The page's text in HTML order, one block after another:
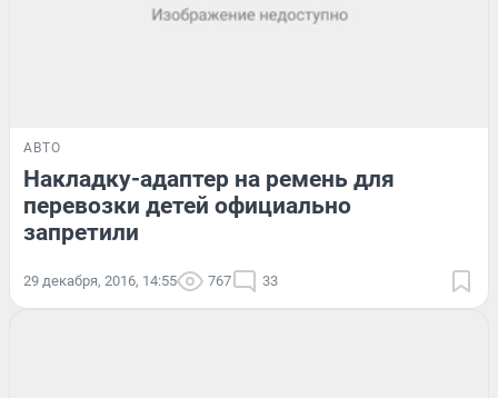
АВТО
Накладку-адаптер на ремень для
перевозки детей официально
запретили
29 декабря, 2016, 14:55 767 33